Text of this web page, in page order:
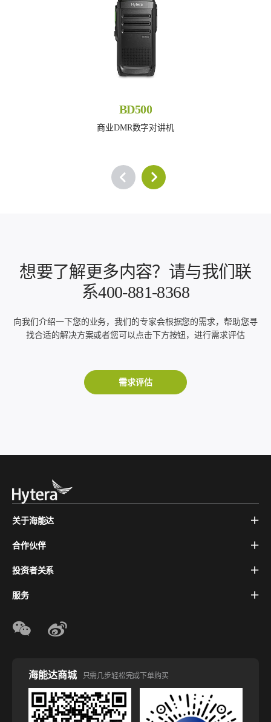
BD500
商业DMR数字对讲机
想要了解更多内容？请与我们联
系400-881-8368
向我们介绍一下您的业务，我们的专家会根据您的需求，帮助您寻
找合适的解决方案或者您可以点击下方按钮，进行需求评估
需求评估
关于海能达
合作伙伴
投资者关系
服务
海能达商城 只需几步轻松完成下单购买